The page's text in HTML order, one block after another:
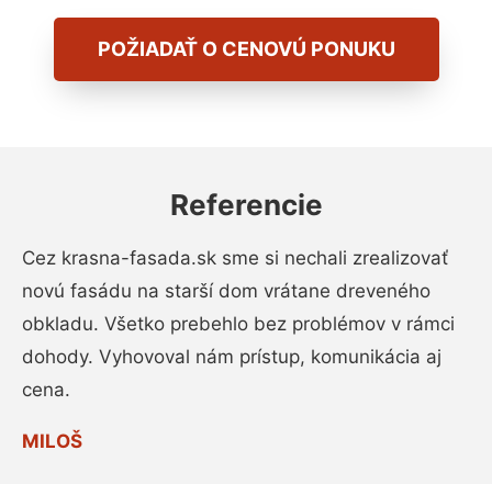
POŽIADAŤ O CENOVÚ PONUKU
Referencie
Cez krasna-fasada.sk sme si nechali zrealizovať
novú fasádu na starší dom vrátane dreveného
obkladu. Všetko prebehlo bez problémov v rámci
dohody. Vyhovoval nám prístup, komunikácia aj
cena.
MILOŠ